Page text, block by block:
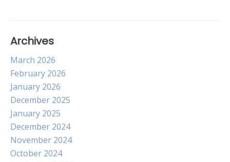
Archives
March 2026
February 2026
January 2026
December 2025
January 2025
December 2024
November 2024
October 2024